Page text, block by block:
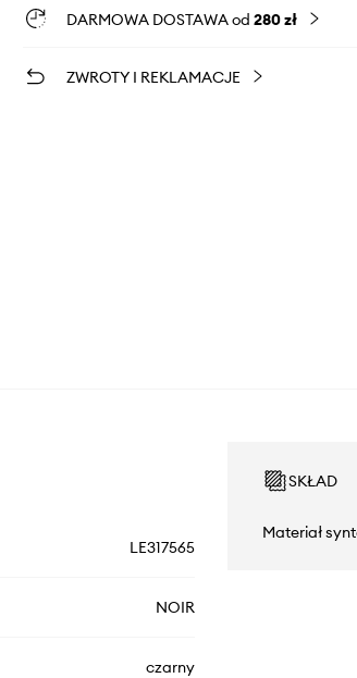
DARMOWA DOSTAWA od 280 zł
ZWROTY I REKLAMACJE
LE317565
NOIR
czarny
SKŁAD
Materiał